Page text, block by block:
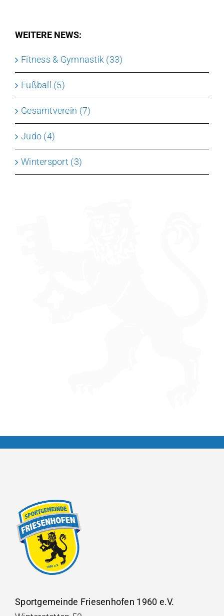
WEITERE NEWS:
Fitness & Gymnastik (33)
Fußball (5)
Gesamtverein (7)
Judo (4)
Wintersport (3)
Sportgemeinde Friesenhofen 1960 e.V.